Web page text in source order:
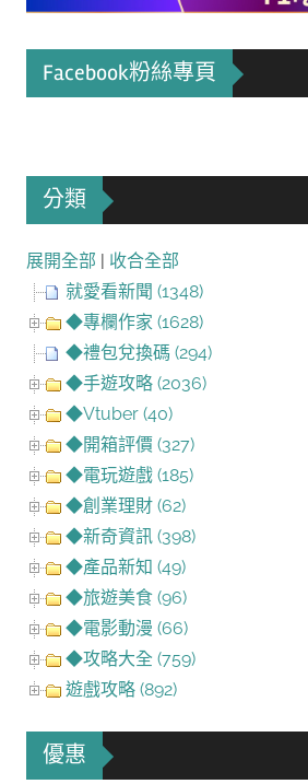
Facebook粉絲專頁
分類
展開全部 | 收合全部
就愛看新聞 (1348)
◆專欄作家 (1628)
◆禮包兌換碼 (294)
◆手遊攻略 (2036)
◆Vtuber (40)
◆開箱評價 (327)
◆電玩遊戲 (185)
◆創業理財 (62)
◆新奇資訊 (398)
◆產品新知 (49)
◆旅遊美食 (96)
◆電影動漫 (66)
◆攻略大全 (759)
遊戲攻略 (892)
優惠